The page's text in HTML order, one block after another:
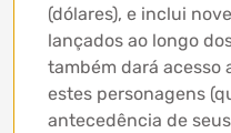
(dólares), e inclui
lançados ao longo
também dará acesso
estes personagens
antecedência de